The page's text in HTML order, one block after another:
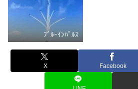
ﾌﾞﾙｰｲﾝﾊﾟﾙｽ
X Facebook